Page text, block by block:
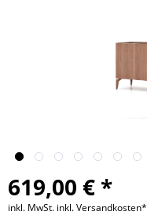
619,00 € *
inkl. MwSt. inkl. Versandkosten*